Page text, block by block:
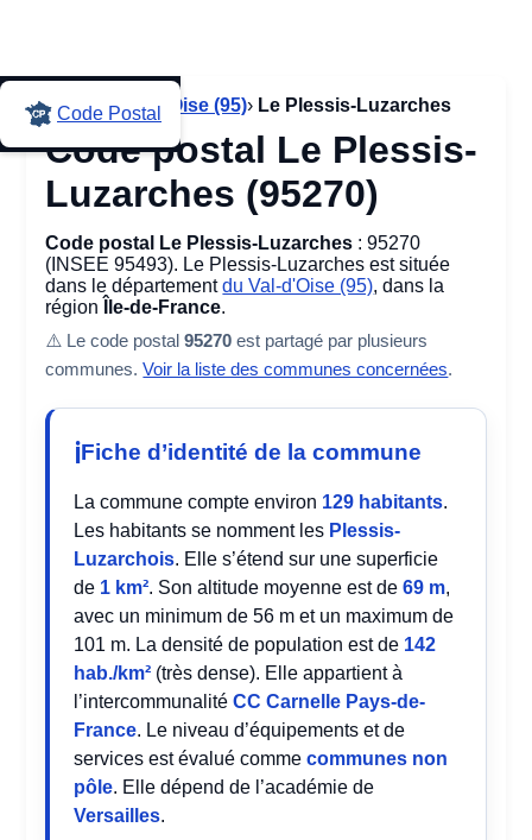
Code Postal
Accueil › Val-d'Oise (95)› Le Plessis-Luzarches
Code postal Le Plessis-
Luzarches (95270)
Code postal Le Plessis-Luzarches : 95270
(INSEE 95493). Le Plessis-Luzarches est située
dans le départementdu Val-d'Oise (95), dans la
région
Île-de-France.
⚠️ Le code postal95270 est partagé par plusieurs
communes.Voir la liste des communes concernées.
Fiche d’identité de la commune
La commune compte environ 129 habitants.
Les habitants se nomment les Plessis-
Luzarchois. Elle s’étend sur une superficie
de 1 km². Son altitude moyenne est de69 m,
avec un minimum de 56 m et un maximum de
101 m. La densité de population est de 142
hab./km² (très dense). Elle appartient à
l’intercommunalitéCC Carnelle Pays-de-
France. Le niveau d’équipements et de
services est évalué commecommunes non
pôle. Elle dépend de l’académie de
Versailles.